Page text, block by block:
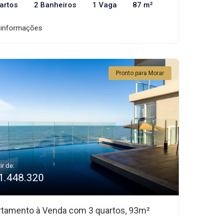
2 Banheiros 1 Vaga 87 m²
Pronto para Morar
de:
à Venda com 3 quartos, 93m²